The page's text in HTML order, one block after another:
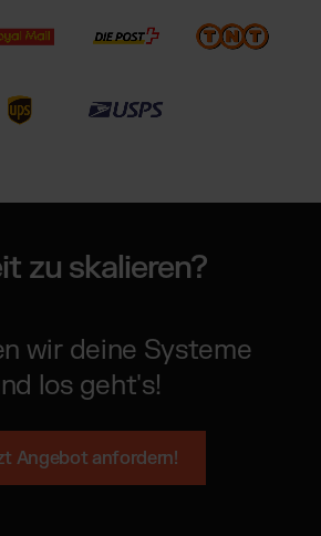
zu skalieren?
wir deine Systeme
los geht's!
Angebot anfordern!